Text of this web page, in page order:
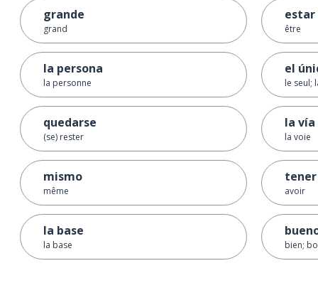
grande
grand
la persona
la personne
quedarse
(se) rester
mismo
même
la base
la base
estar
être
el
le seul;
la vía
la voie
tener
avoir
bien;